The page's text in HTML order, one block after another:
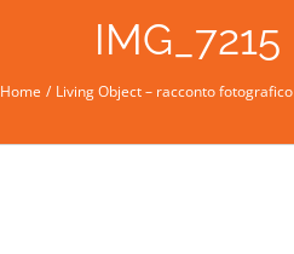
IMG_7215
Home Living Object – racconto fotografico